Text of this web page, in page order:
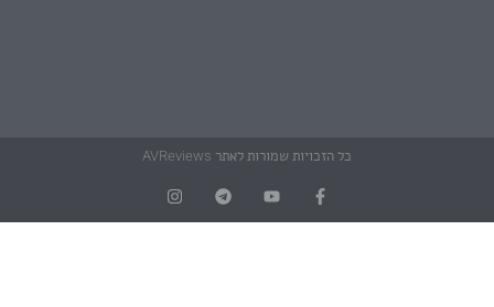
כל הזכויות שמורות לאתר AVReviews